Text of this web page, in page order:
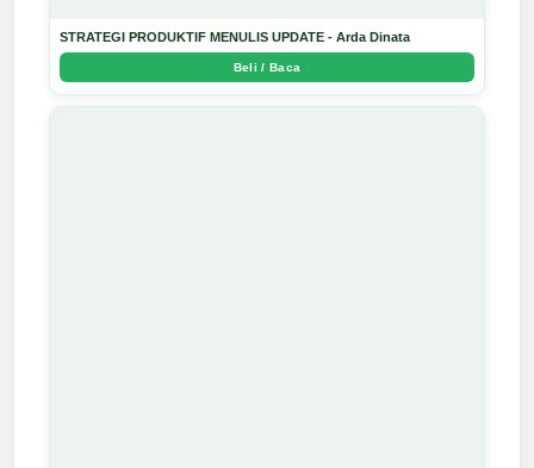
STRATEGI PRODUKTIF MENULIS UPDATE - Arda Dinata
Beli / Baca